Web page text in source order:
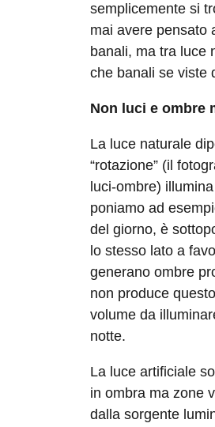
semplicemente si
mai avere pensato
banali, ma tra luce
che banali se viste
Non luci e ombre
La luce naturale
“rotazione” (il
luci-ombre)
poniamo ad
del giorno, è
lo stesso lato a
generano ombre
non produce
volume da
notte.
La luce artificiale
in ombra ma zone
dalla sorgente